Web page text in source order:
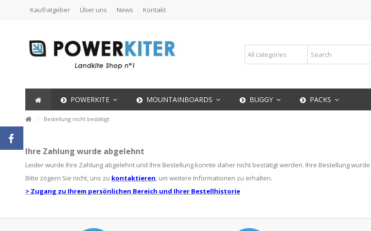
Kaufratgeber Über uns News Kontakt
POWERKITE MOUNTAINBOARDS BUGGY PACKS
Bestellung nicht bestätigt
Ihre Zahlung wurde abgelehnt
Leider wurde Ihre Zahlung abgelehnt und Ihre Bestellung konnte daher nicht bestätigt werden. Ihre Bestellung
Bitte zögern Sie nicht, uns zu kontaktieren, um weitere Informationen zu erhalten.
> Zugang zu Ihrem persönlichen Bereich und Ihrer Bestellhistorie